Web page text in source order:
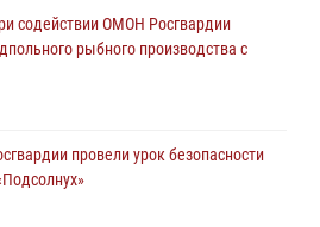
оперативно задержали
устройства рядом с жилыми
Росгвардии обеспечили
матча "Зенит" - "Балтика"
содействии ОМОН Росгвардии
рыбного производства с
провели урок безопасности